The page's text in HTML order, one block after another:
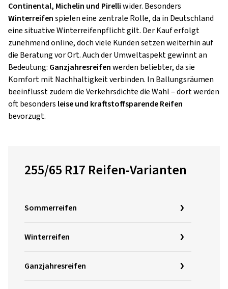
Continental, Michelin und Pirelliwider. Besonders
Winterreifenspielen eine zentrale Rolle, da in Deutschland
eine situative Winterreifenpflicht gilt. Der Kauf erfolgt
zunehmend online, doch viele Kunden setzen weiterhin auf
die Beratung vor Ort. Auch der Umweltaspekt gewinnt an
Bedeutung: Ganzjahresreifenwerden beliebter, da sie
Komfort mit Nachhaltigkeit verbinden. In Ballungsräumen
beeinflusst zudem die Verkehrsdichte die Wahl – dort werden
oft besonders leise und kraftstoffsparende Reifen
bevorzugt.
255/65 R17 Reifen-Varianten
Sommerreifen
Winterreifen
Ganzjahresreifen